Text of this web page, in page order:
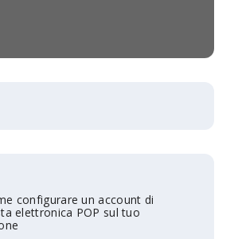
configurare un account di
elettronica POP sul tuo